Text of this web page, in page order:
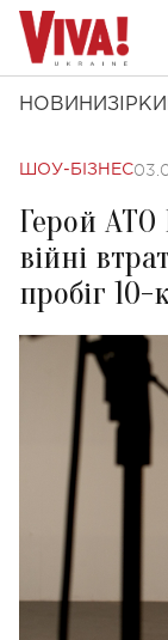
НОВИНИ ЗІРКИ
ШОУ-БІЗНЕС
Герой
війні
пробіг